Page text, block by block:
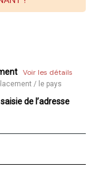
Voir les détails
/ le pays
de l’adresse